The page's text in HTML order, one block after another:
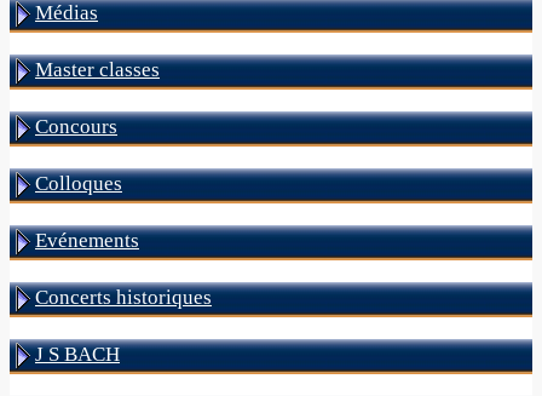
Médias
Master classes
Concours
Colloques
Evénements
Concerts historiques
J S BACH